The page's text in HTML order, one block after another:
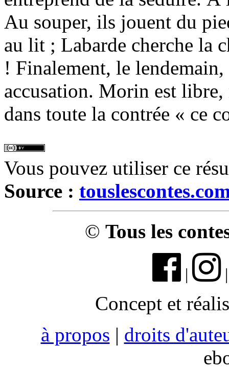
Au souper, ils jouent du
au lit ; Labarde cherche la
! Finalement, le
accusation. Morin est
dans toute la contrée « ce
Vous pouvez utiliser ce
Source :
© Tous les
|
Concept et
à propos | droits